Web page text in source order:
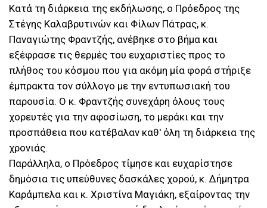
Κατά τη διάρκεια της εκδήλωσης, ο Πρόεδρος της
Στέγης Καλαβρυτινών και Φίλων Πάτρας, κ.
Παναγιώτης Φραντζής, ανέβηκε στο βήμα και
εξέφρασε τις θερμές του ευχαριστίες προς το
πλήθος του κόσμου που για ακόμη μία φορά στήριξε
έμπρακτα τον σύλλογο με την εντυπωσιακή του
παρουσία. Ο κ. Φραντζής συνεχάρη όλους τους
χορευτές για την αφοσίωση, το μεράκι και την
προσπάθεια που κατέβαλαν καθ' όλη τη διάρκεια της
χρονιάς.
Παράλληλα, ο Πρόεδρος τίμησε και ευχαρίστησε
δημόσια τις υπεύθυνες δασκάλες χορού, κ. Δήμητρα
Καράμπελα και κ. Χριστίνα Μαγιάκη, εξαίροντας την